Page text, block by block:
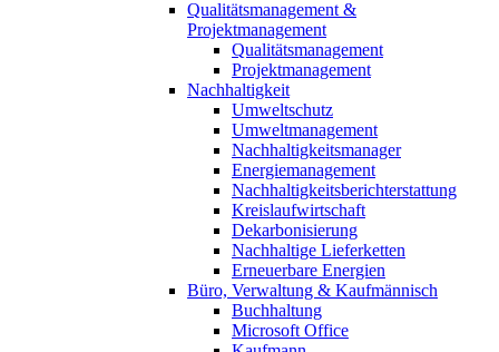
Qualitätsmanagement &
Projektmanagement
Qualitätsmanagement
Projektmanagement
Nachhaltigkeit
Umweltschutz
Umweltmanagement
Nachhaltigkeitsmanager
Energiemanagement
Nachhaltigkeitsberichterstattung
Kreislaufwirtschaft
Dekarbonisierung
Nachhaltige Lieferketten
Erneuerbare Energien
Büro, Verwaltung & Kaufmännisch
Buchhaltung
Microsoft Office